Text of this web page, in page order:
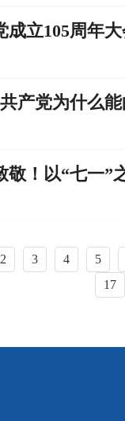
成立105周年
产党为什么
敬！以“七一”
2 3 4 5
17